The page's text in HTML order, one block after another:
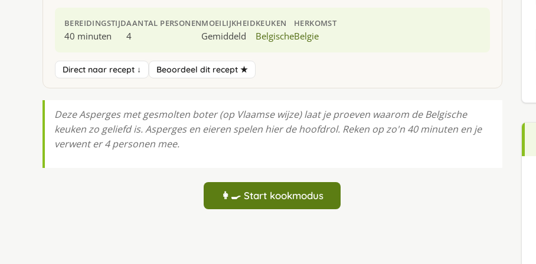
BEREIDINGSTIJD
40 minuten
AANTAL PERSONEN
4
MOEILIJKHEID
Gemiddeld
KEUKEN
Belgische
HERKOMST
Belgie
Direct naar recept ↓ Beoordeel dit recept ★
Deze Asperges met gesmolten boter (op Vlaamse wijze) laat je proeven waarom de Belgische
keuken zo geliefd is. Asperges en eieren spelen hier de hoofdrol. Reken op zo'n 40 minuten en je
verwent er 4 personen mee.
👩‍🍳 Start kookmodus